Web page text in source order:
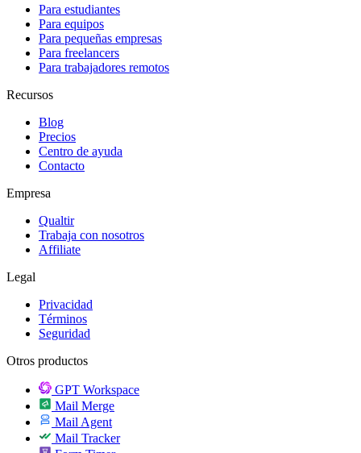
Para estudiantes
Para equipos
Para pequeñas empresas
Para freelancers
Para trabajadores remotos
Recursos
Blog
Precios
Centro de ayuda
Contacto
Empresa
Qualtir
Trabaja con nosotros
Affiliate
Legal
Privacidad
Términos
Seguridad
Otros productos
GPT Workspace
Mail Merge
Mail Agent
Mail Tracker